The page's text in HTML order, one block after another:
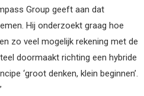
Group geeft aan dat
Hij onderzoekt graag hoe
zo veel mogelijk rekening met de
doormaakt richting een hybride
‘groot denken, klein beginnen’.